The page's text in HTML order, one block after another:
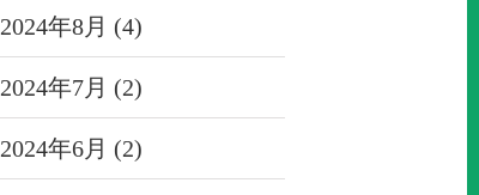
2024年8月 (4)
2024年7月 (2)
2024年6月 (2)